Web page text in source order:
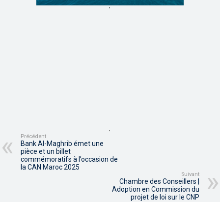
,
,
Précédent
Bank Al-Maghrib émet une
pièce et un billet
commémoratifs à l’occasion de
la CAN Maroc 2025
Suivant
Chambre des Conseillers |
Adoption en Commission du
projet de loi sur le CNP